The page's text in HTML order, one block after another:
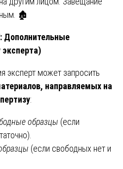
🏚️
Дополнительные
эксперт может запросить
направляемых на
:
образцы (если
(если свободных нет и